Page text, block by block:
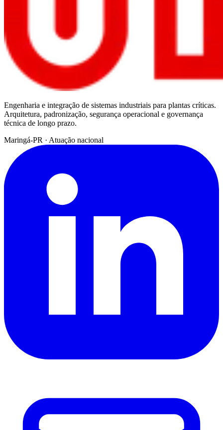
Engenharia e integração de sistemas industriais para plantas críticas.
Arquitetura, padronização, segurança operacional e governança
técnica de longo prazo.
Maringá-PR · Atuação nacional